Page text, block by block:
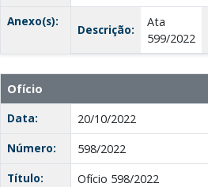
Anexo(s):
Descrição:
Ata
599/2022
Ofício
Data:
20/10/2022
Número:
598/2022
Título:
Ofício 598/2022